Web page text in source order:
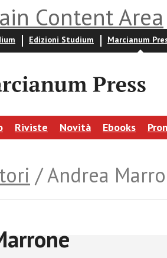
Content Area
Edizioni Studium Marcianum
Riviste Novità Ebooks
/ Andrea